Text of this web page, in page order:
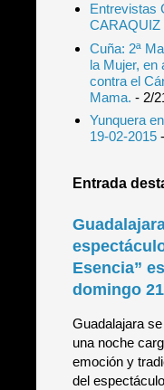
Entrevistas
CARAQUIZ
Cuña: 2ª
la Mujer, en
contra el
Mama. - 2/
Yunquera
19-02-2015-
Entrada
Esencia”
domingo
Guadalajara
una noche
emoción y
del